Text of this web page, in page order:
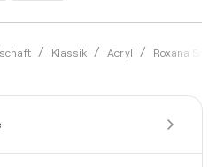
Klassik Acryl Roxana Soos